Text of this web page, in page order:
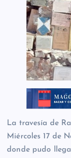
La travesía de
Miércoles 17 de
donde pudo